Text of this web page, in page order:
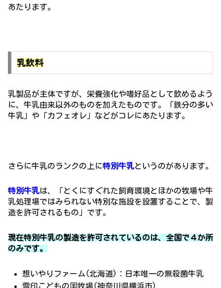
あたります。
乳飲料
乳製品が主体ですが、栄養強化や嗜好品として飲めるよう
に、牛乳由来以外のものを加えたものです。「鉄分の多い
牛乳」や「カフェオレ」などがコレにあたります。
さらに牛乳のランクの上に特別牛乳というのがあります。
特別牛乳は、「とくにすぐれた飼育環境とほかの牧場や牛
乳処理場ではみられない特別な施設を設置することで、製
造を許可されるもの」です。
現在特別牛乳の製造を許可されているのは、全国で４か所
のみです。
想いやりファーム(北海道)：日本唯一の無殺菌牛乳
雪印こどもの国牧場(神奈川県横浜市)